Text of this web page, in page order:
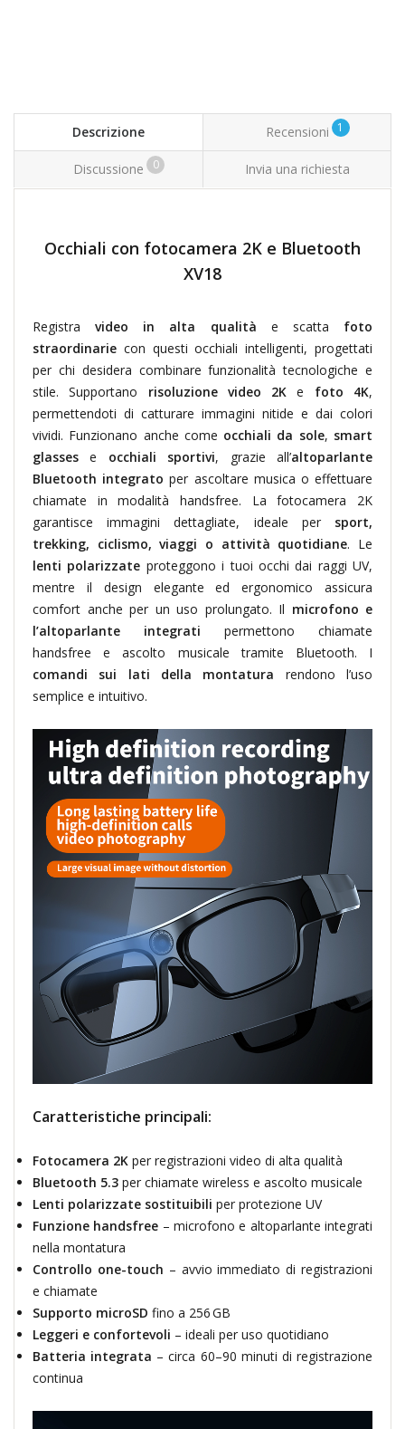
Descrizione Recensioni 1
Discussione 0 Invia una richiesta
Occhiali con fotocamera 2K e Bluetooth
XV18
Registravideo in alta qualità e scatta foto
straordinarie con questi occhiali intelligenti, progettati
per chi desidera combinare funzionalità tecnologiche e
stile. Supportano risoluzione video 2K e foto 4K,
permettendoti di catturare immagini nitide e dai colori
vividi. Funzionano anche come occhiali da sole, smart
glasses e occhiali sportivi, grazie all’altoparlante
Bluetooth integrato per ascoltare musica o effettuare
chiamate in modalità handsfree. La fotocamera 2K
garantisce immagini dettagliate, ideale per sport,
trekking, ciclismo, viaggi o attività quotidiane. Le
lenti polarizzate proteggono i tuoi occhi dai raggi UV,
mentre il design elegante ed ergonomico assicura
comfort anche per un uso prolungato. Il microfono e
l’altoparlante integrati permettono chiamate
handsfree e ascolto musicale tramite Bluetooth. I
comandi sui lati della montatura rendono l’uso
semplice e intuitivo.
Caratteristiche principali:
Fotocamera 2K per registrazioni video di alta qualità
Bluetooth 5.3 per chiamate wireless e ascolto musicale
Lenti polarizzate sostituibili per protezione UV
Funzione handsfree – microfono e altoparlante integrati
nella montatura
Controllo one-touch – avvio immediato di registrazioni
e chiamate
Supporto microSD fino a 256 GB
Leggeri e confortevoli – ideali per uso quotidiano
Batteria integrata – circa 60–90 minuti di registrazione
continua